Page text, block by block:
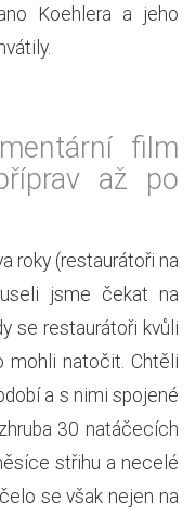
Koehlera a jeho
film
až po
roky (restaurátoři na
jsme čekat na
se restaurátoři kvůli
mohli natočit. Chtěli
a s nimi spojené
30 natáčecích
střihu a necelé
se však nejen na